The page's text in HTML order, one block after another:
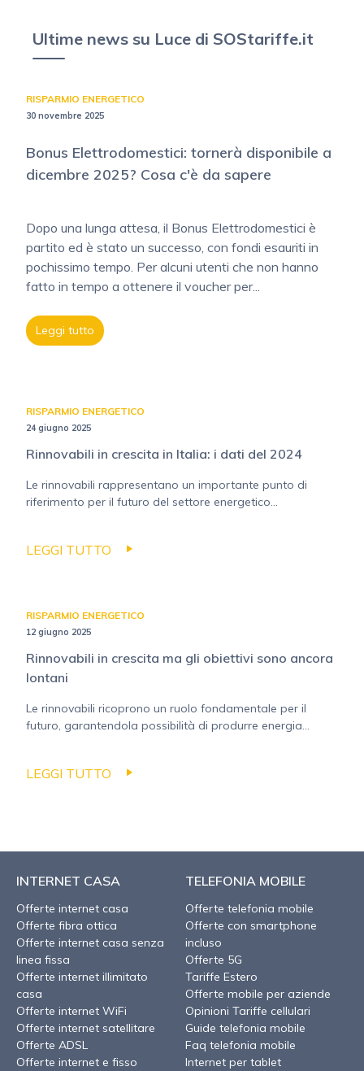
Ultime news su Luce di SOStariffe.it
RISPARMIO ENERGETICO
30 novembre 2025
Bonus Elettrodomestici: tornerà disponibile a
dicembre 2025? Cosa c'è da sapere
Dopo una lunga attesa, il Bonus Elettrodomestici è
partito ed è stato un successo, con fondi esauriti in
pochissimo tempo. Per alcuni utenti che non hanno
fatto in tempo a ottenere il voucher per...
Leggi tutto
RISPARMIO ENERGETICO
24 giugno 2025
Rinnovabili in crescita in Italia: i dati del 2024
Le rinnovabili rappresentano un importante punto di
riferimento per il futuro del settore energetico...
LEGGI TUTTO
RISPARMIO ENERGETICO
12 giugno 2025
Rinnovabili in crescita ma gli obiettivi sono ancora
lontani
Le rinnovabili ricoprono un ruolo fondamentale per il
futuro, garantendola possibilità di produrre energia...
LEGGI TUTTO
INTERNET CASA
Offerte internet casa
Offerte fibra ottica
Offerte internet casa senza
linea fissa
Offerte internet illimitato
casa
Offerte internet WiFi
Offerte internet satellitare
Offerte ADSL
Offerte internet e fisso
TELEFONIA MOBILE
Offerte telefonia mobile
Offerte con smartphone
incluso
Offerte 5G
Tariffe Estero
Offerte mobile per aziende
Opinioni Tariffe cellulari
Guide telefonia mobile
Faq telefonia mobile
Internet per tablet